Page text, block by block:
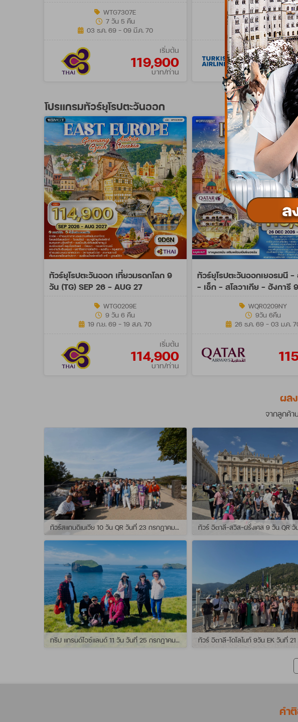
WTG7307E
7 วัน 5 คืน
03 ธ.ค. 69 - 09 มี.ค. 70
เริ่มต้น
119,900
บาท/ท่าน
WTK0709C
9 วัน 7 คืน
08 เม.ย. 70 - 28 ต.ค.
โปรแกรมทัวร์ยุโรปตะวันออก
ทัวร์ยุโรปตะวันออก เที่ยวมรดกโลก 9
วัน (TG) SEP 26 - AUG 27
WTG0209E
9 วัน 6 คืน
19 ก.ย. 69 - 19 ส.ค. 70
เริ่มต้น
114,900
บาท/ท่าน
ทัวร์ยุโรปตะวันออกเยอรมนี -
- เช็ก - สโลวาเกีย - ฮังการี
WQR0209NY
9วัน 6คืน
26 ธ.ค. 69 - 03 ม.ค.
ผล
จากลูกค้า
ทัวร์สแกนดิเนเวีย 10 วัน QR วันที่ 23 กรกฏาคม - 01 สิงหาคม 2569 เดินทางกับไกด์พี่จุ้ย และ พี่กั้ง
ทริป แกรนด์ไอซ์แลนด์ 11 วัน วันที่ 25 กรกฏาคม - 04 สิงหาคม 2569 เดินทางกับไกด์พี่เปิ้ล
คำ